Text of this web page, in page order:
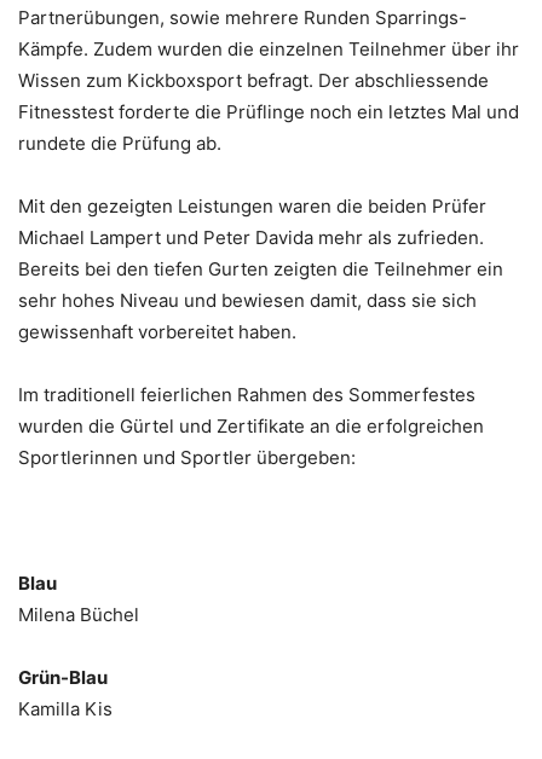
Partnerübungen, sowie mehrere Runden Sparrings-
Kämpfe. Zudem wurden die einzelnen Teilnehmer über ihr
Wissen zum Kickboxsport befragt. Der abschliessende
Fitnesstest forderte die Prüflinge noch ein letztes Mal und
rundete die Prüfung ab.
Mit den gezeigten Leistungen waren die beiden Prüfer
Michael Lampert und Peter Davida mehr als zufrieden.
Bereits bei den tiefen Gurten zeigten die Teilnehmer ein
sehr hohes Niveau und bewiesen damit, dass sie sich
gewissenhaft vorbereitet haben.
Im traditionell feierlichen Rahmen des Sommerfestes
wurden die Gürtel und Zertifikate an die erfolgreichen
Sportlerinnen und Sportler übergeben:
Blau
Milena Büchel
Grün-Blau
Kamilla Kis